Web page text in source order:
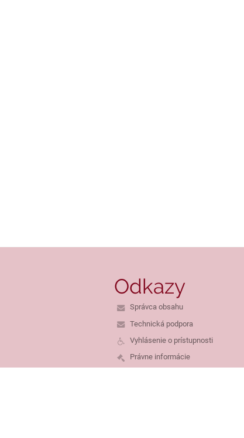
Odkazy
Správca obsahu
Technická podpora
Vyhlásenie o prístupnosti
Právne informácie